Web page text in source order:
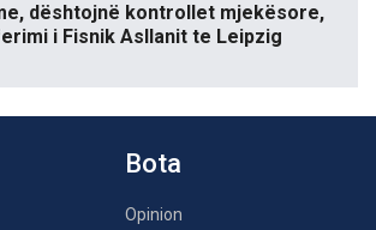
dështojnë kontrollet mjekësore,
i Fisnik Asllanit te Leipzig
Bota
Opinion